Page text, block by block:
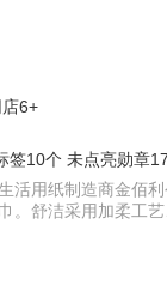
6+
签10个 未点亮勋章
活用纸制造商金佰
。舒洁采用加柔工